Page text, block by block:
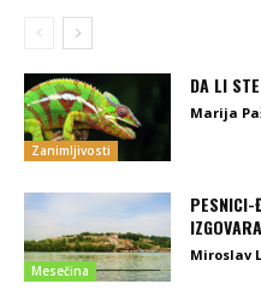
Zanimljivosti
DA LI
Marija
Mesečina
PESNICI-
Miroslav